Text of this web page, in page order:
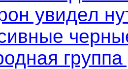
увидел